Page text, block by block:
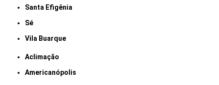
Santa Efigênia
Sé
Vila Buarque
Aclimação
Americanópolis